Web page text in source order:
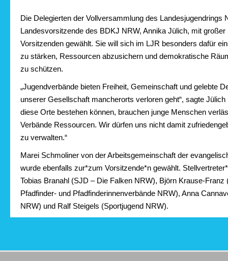
Die Delegierten der Vollversammlung des Landesjugendrings
Landesvorsitzende des BDKJ NRW, Annika Jülich, mit großer
Vorsitzenden gewählt. Sie will sich im LJR besonders dafür
zu stärken, Ressourcen abzusichern und demokratische
zu schützen.
„Jugendverbände bieten Freiheit, Gemeinschaft und gelebte
unserer Gesellschaft mancherorts verloren geht“, sagte Jülich
diese Orte bestehen können, brauchen junge Menschen
Verbände Ressourcen. Wir dürfen uns nicht damit
zu verwalten.“
Marei Schmoliner von der Arbeitsgemeinschaft der
wurde ebenfalls zur*zum Vorsitzende*n gewählt.
Tobias Branahl (SJD – Die Falken NRW), Björn Krause-Franz
Pfadfinder- und Pfadfinderinnenverbände NRW), Anna
NRW) und Ralf Steigels (Sportjugend NRW).